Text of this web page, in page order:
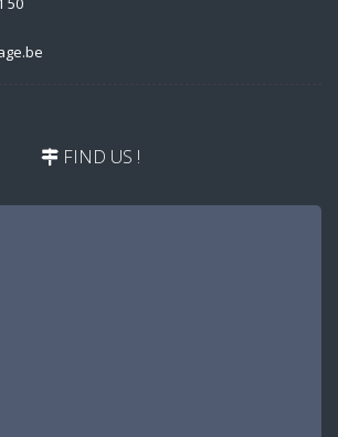
FIND US !